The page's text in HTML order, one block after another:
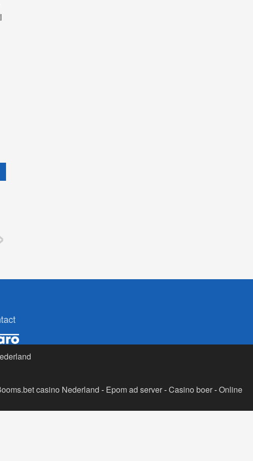
casino Nederland - Epom ad server-Casino boer-Online